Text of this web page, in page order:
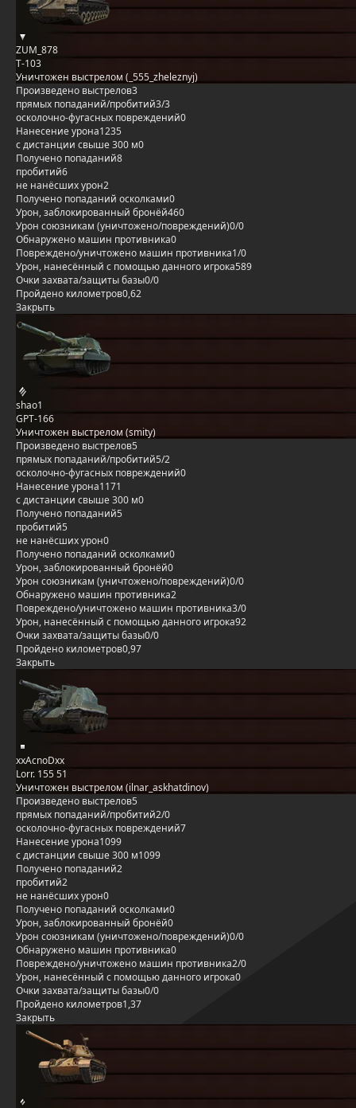
ZUM_878
Т-103
Уничтожен выстрелом (_555_zheleznyj)
Произведено выстрелов3
прямых попаданий/пробитий3/3
осколочно-фугасных повреждений0
Нанесение урона1235
с дистанции свыше 300 м0
Получено попаданий8
пробитий6
не нанёсших урон2
Получено попаданий осколками0
Урон, заблокированный бронёй460
Урон союзникам (уничтожено/повреждений)0/0
Обнаружено машин противника0
Повреждено/уничтожено машин противника1/0
Урон, нанесённый с помощью данного игрока589
Очки захвата/защиты базы0/0
Пройдено километров0,62
Закрыть
shao1
GPT-166
Уничтожен выстрелом (smity)
Произведено выстрелов5
прямых попаданий/пробитий5/2
осколочно-фугасных повреждений0
Нанесение урона1171
с дистанции свыше 300 м0
Получено попаданий5
пробитий5
не нанёсших урон0
Получено попаданий осколками0
Урон, заблокированный бронёй0
Урон союзникам (уничтожено/повреждений)0/0
Обнаружено машин противника2
Повреждено/уничтожено машин противника3/0
Урон, нанесённый с помощью данного игрока92
Очки захвата/защиты базы0/0
Пройдено километров0,97
Закрыть
xxAcnoDxx
Lorr. 155 51
Уничтожен выстрелом (ilnar_askhatdinov)
Произведено выстрелов5
прямых попаданий/пробитий2/0
осколочно-фугасных повреждений7
Нанесение урона1099
с дистанции свыше 300 м1099
Получено попаданий2
пробитий2
не нанёсших урон0
Получено попаданий осколками0
Урон, заблокированный бронёй0
Урон союзникам (уничтожено/повреждений)0/0
Обнаружено машин противника0
Повреждено/уничтожено машин противника2/0
Урон, нанесённый с помощью данного игрока0
Очки захвата/защиты базы0/0
Пройдено километров1,37
Закрыть